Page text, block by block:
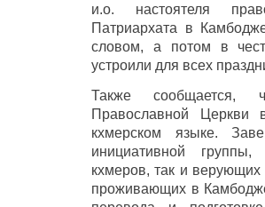
и.о. настоятеля
Патриархата в
словом, а потом в
устроили для всех
Также сообщается,
Православной Церкви
кхмерском языке.
инициативной
кхмеров, так и
проживающих в